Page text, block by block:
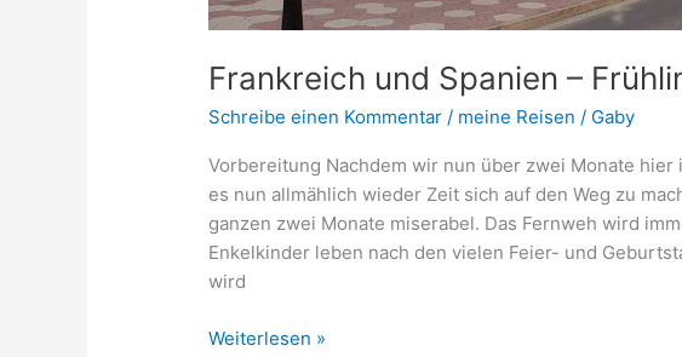
Frankreich und Spanien –
Schreibe einen Kommentar / meine Reisen / Gaby
Vorbereitung Nachdem wir nun über zwei Monate
es nun allmählich wieder Zeit sich auf den Weg zu
ganzen zwei Monate miserabel. Das Fernweh wird
Enkelkinder leben nach den vielen Feier- und
wird
Weiterlesen »